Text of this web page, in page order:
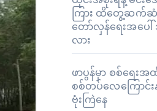
ကြား ထိတွေ့ဆက်
တော်လှန်ရေးအပေ
လား
ဖာပွန်မှာ စစ်ရေးအ
စစ်တပ်လေကြောင်
ဗုံးကြဲနေ